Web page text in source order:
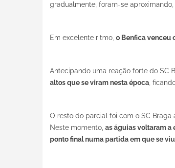
gradualmente, foram-se
Em excelente ritmo, o Benfica venceu
Antecipando uma reação forte do SC
altos que se viram nesta época ,
O resto do parcial foi com o SC
Neste momento, as águias voltaram a
ponto final numa partida em que se